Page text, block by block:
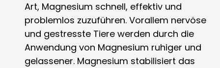
Art, Magnesium schnell, effektiv und
problemlos zuzuführen. Vorallem nervöse
und gestresste Tiere werden durch die
Anwendung von Magnesium ruhiger und
gelassener. Magnesium stabilisiert das